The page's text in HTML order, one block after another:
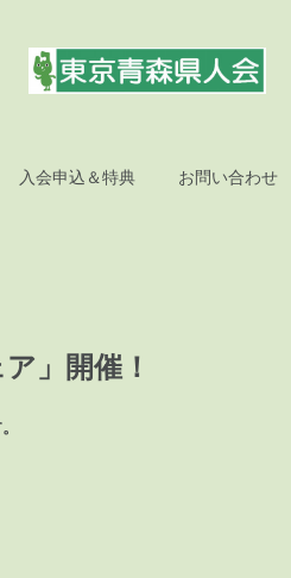
入会申込＆特典 お問い合わせ
」開催！